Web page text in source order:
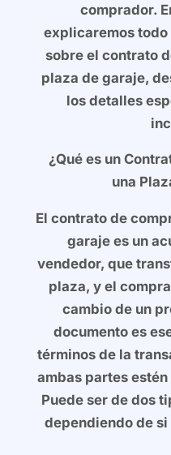
comprador.
explicaremos todo
sobre el contrato
plaza de garaje,
los detalles
¿Qué es un
una
El contrato de
garaje es un
vendedor, que
plaza, y el
cambio de un
documento es
términos de la
ambas partes
Puede ser de dos
dependiendo de